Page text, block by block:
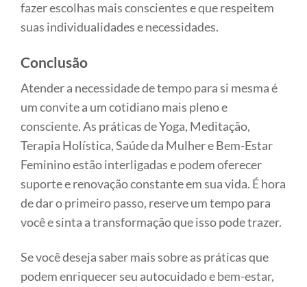
fazer escolhas mais conscientes e que respeitem
suas individualidades e necessidades.
Conclusão
Atender a necessidade de tempo para si mesma é
um convite a um cotidiano mais pleno e
consciente. As práticas de Yoga, Meditação,
Terapia Holística, Saúde da Mulher e Bem-Estar
Feminino estão interligadas e podem oferecer
suporte e renovação constante em sua vida. É hora
de dar o primeiro passo, reserve um tempo para
você e sinta a transformação que isso pode trazer.
Se você deseja saber mais sobre as práticas que
podem enriquecer seu autocuidado e bem-estar,